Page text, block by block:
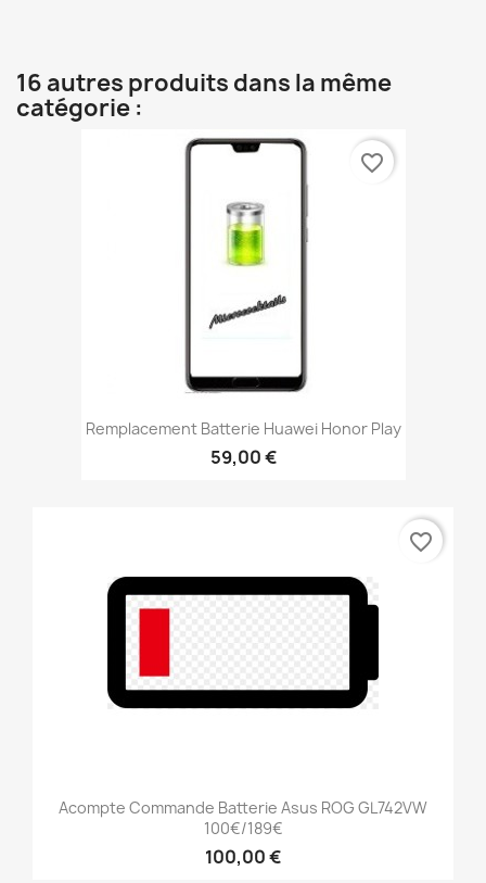
16 autres produits dans la même
catégorie :
Remplacement Batterie Huawei Honor Play
59,00 €
favorite_border
Acompte Commande Batterie Asus ROG GL742VW
100€/189€
100,00 €
favorite_border